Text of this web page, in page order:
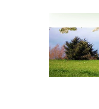
Her hos os får du
Udkørsel
vi hjælper i alle faser af